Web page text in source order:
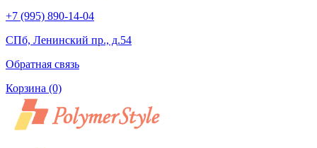
+7 (995) 890-14-04
СПб, Ленинский пр., д.54
Обратная связь
Корзина (0)